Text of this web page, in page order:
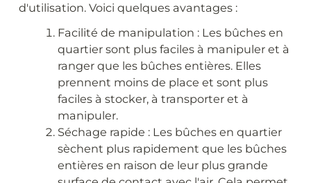
d'utilisation. Voici quelques avantages :
Facilité de manipulation : Les bûches en
quartier sont plus faciles à manipuler et à
ranger que les bûches entières. Elles
prennent moins de place et sont plus
faciles à stocker, à transporter et à
manipuler.
Séchage rapide : Les bûches en quartier
sèchent plus rapidement que les bûches
entières en raison de leur plus grande